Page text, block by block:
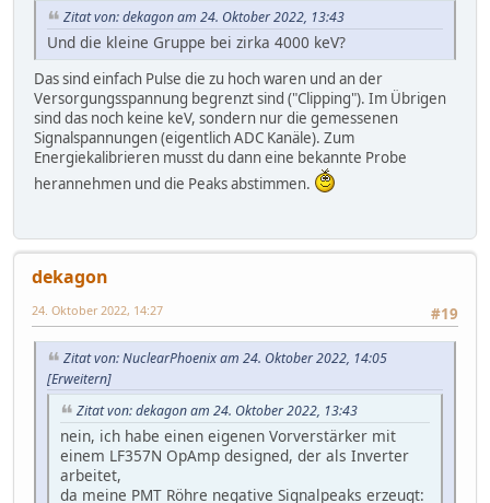
Zitat von: dekagon am 24. Oktober 2022, 13:43
Und die kleine Gruppe bei zirka 4000 keV?
Das sind einfach Pulse die zu hoch waren und an der
Versorgungsspannung begrenzt sind ("Clipping"). Im Übrigen
sind das noch keine keV, sondern nur die gemessenen
Signalspannungen (eigentlich ADC Kanäle). Zum
Energiekalibrieren musst du dann eine bekannte Probe
herannehmen und die Peaks abstimmen.
dekagon
#19
24. Oktober 2022, 14:27
Zitat von: NuclearPhoenix am 24. Oktober 2022, 14:05
[Erweitern]
Zitat von: dekagon am 24. Oktober 2022, 13:43
nein, ich habe einen eigenen Vorverstärker mit
einem LF357N OpAmp designed, der als Inverter
arbeitet,
da meine PMT Röhre negative Signalpeaks erzeugt: